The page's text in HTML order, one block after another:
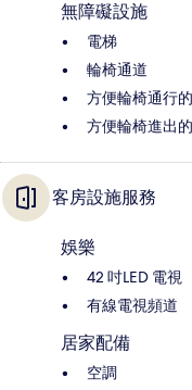
無障礙設施
電梯
輪椅通道
方便輪椅通行
方便輪椅進出
客房設施服務
娛樂
42 吋LED 電視
有線電視頻道
居家配備
空調